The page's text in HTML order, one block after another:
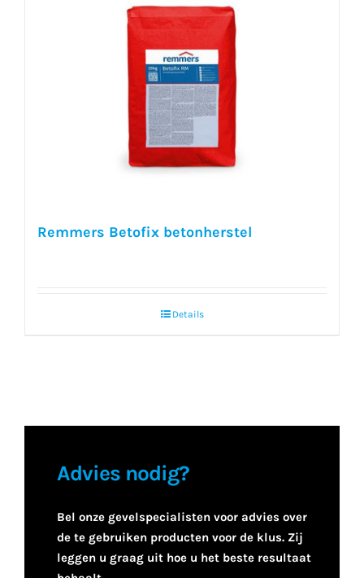
Remmers Betofix betonherstel
Details
Advies nodig?
Bel onze gevelspecialisten voor advies over
de te gebruiken producten voor de klus. Zij
leggen u graag uit hoe u het beste resultaat